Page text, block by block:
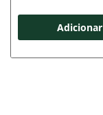
Adicionar